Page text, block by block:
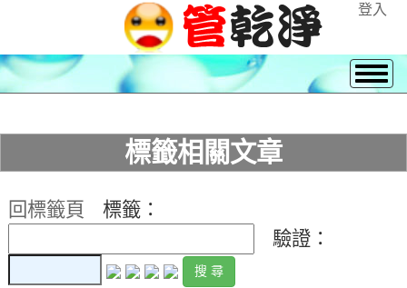
登入
標籤相關文章
回標籤頁
標籤：
驗證：